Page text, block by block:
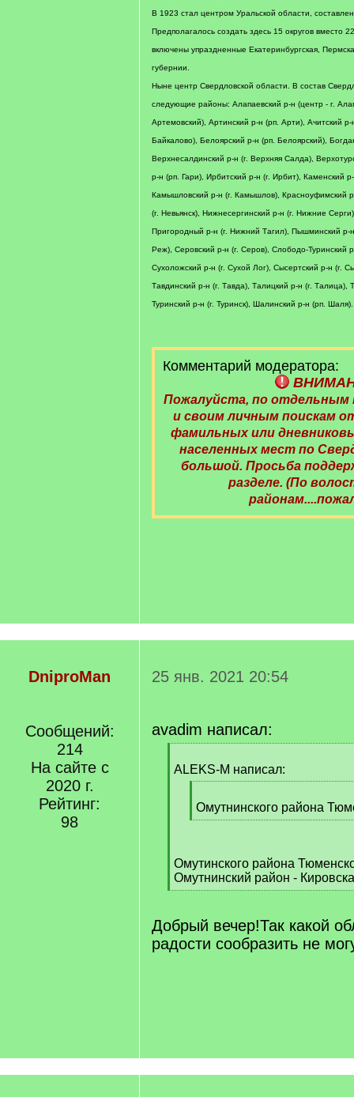
В 1923 стал центром Уральской области,
Предполагалось создать здесь 15 округов вместо
включены упраздненные Екатеринбургская,
губернии.
Ныне центр Свердловской области. В состав
следующие районы: Алапаевский р-н (центр - г.
Артемовский), Артинский р-н (рп. Арти), Ачитский
Байкалово), Белоярский р-н (рп. Белоярский),
Верхнесалдинский р-н (г. Верхняя Салда),
р-н (рп. Гари), Ирбитский р-н (г. Ирбит), Каменский
Камышловский р-н (г. Камышлов), Красноуфимский
(г. Невьянск), Нижнесергинский р-н (г. Нижние
Пригородный р-н (г. Нижний Тагил), Пышминский р-
Реж), Серовский р-н (г. Серов), Слободо-Туринский
Сухоложский р-н (г. Сухой Лог), Сысертский р-н (г.
Тавдинский р-н (г. Тавда), Талицкий р-н (г. Талица),
Туринский р-н (г. Туринск), Шалинский р-н (рп. Шаля).
Комментарий модератора:
Пожалуйста, по отдельным
и своим личным поискам
фамильных или
населенных мест по
большой. Просьба
разделе. (По
DniproMan
Сообщений:
214
На сайте с
2020 г.
Рейтинг:
98
25 янв. 2021 20:54
avadim написал:
q
ALEKS-M написал:
q
]
Омутнинского района
[
]
Омутинского района
Омутнинский район -
[
q
]
Добрый вечер!Так какой
радости сообразить не